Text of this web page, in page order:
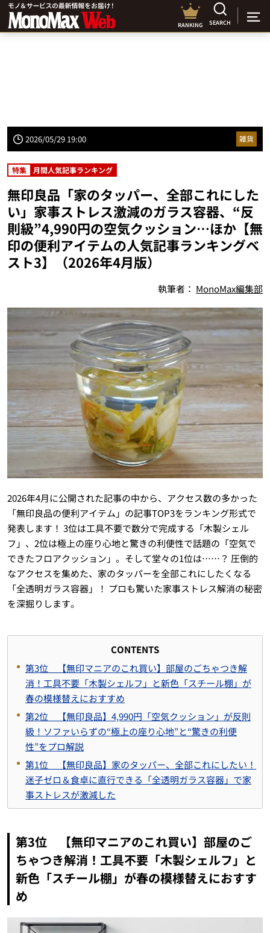
RANKING SEARCH
2026/05/29 19:00 雑貨
特集 月間人気記事ランキング
無印良品「家のタッパー、全部これにした
い」家事ストレス激減のガラス容器、“反
則級”4,990円の空気クッション…ほか【無
印の便利アイテムの人気記事ランキングベ
スト3】（2026年4月版）
執筆者： MonoMax編集部
2026年4月に公開された記事の中から、アクセス数の多かった
「無印良品の便利アイテム」の記事TOP3をランキング形式で
発表します！ 3位は工具不要で数分で完成する「木製シェル
フ」、2位は極上の座り心地と驚きの利便性で話題の「空気で
できたフロアクッション」。そして堂々の1位は……？ 圧倒的
なアクセスを集めた、家のタッパーを全部これにしたくなる
「全透明ガラス容器」！ プロも驚いた家事ストレス解消の秘密
を深掘りします。
CONTENTS
第3位 【無印マニアのこれ買い】部屋のごちゃつき解
消！工具不要「木製シェルフ」と新色「スチール棚」が
春の模様替えにおすすめ
第2位 【無印良品】4,990円「空気クッション」が反則
級！ソファいらずの“極上の座り心地”と“驚きの利便
性”をプロ解説
第1位 【無印良品】家のタッパー、全部これにしたい！
迷子ゼロ＆食卓に直行できる「全透明ガラス容器」で家
事ストレスが激減した
第3位 【無印マニアのこれ買い】部屋のご
ちゃつき解消！工具不要「木製シェルフ」と
新色「スチール棚」が春の模様替えにおすす
め